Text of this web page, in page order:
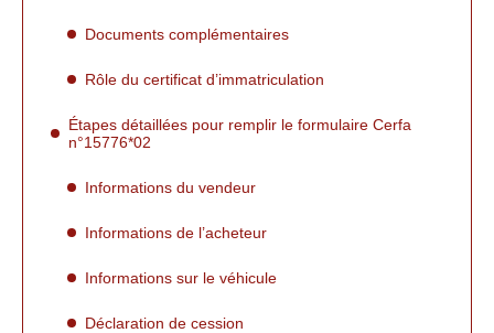
Documents complémentaires
Rôle du certificat d’immatriculation
Étapes détaillées pour remplir le formulaire Cerfa
n°15776*02
Informations du vendeur
Informations de l’acheteur
Informations sur le véhicule
Déclaration de cession